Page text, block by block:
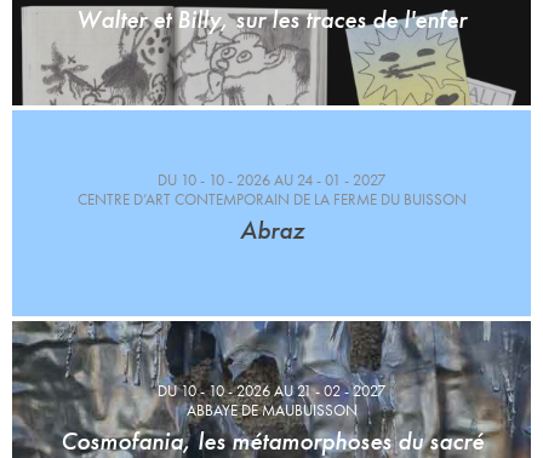
Walter et Billy, sur les traces de l'enfer
DU 10 - 10 - 2026 AU 24 - 01 - 2027
CENTRE D’ART CONTEMPORAIN DE LA FERME DU BUISSON
Abraz
DU 10 - 10 - 2026 AU 21 - 02 - 2027
ABBAYE DE MAUBUISSON
Cosmofania, les métamorphoses du sacré